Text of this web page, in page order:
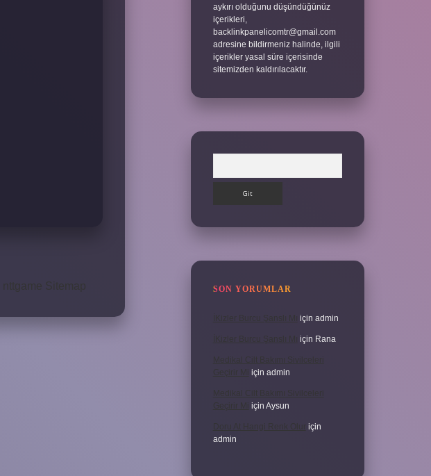
nttgame Sitemap
aykırı olduğunu düşündüğünüz
içerikleri,
backlinkpanelicomtr@gmail.com
adresine bildirmeniz halinde, ilgili
içerikler yasal süre içerisinde
sitemizden kaldırılacaktır.
SON YORUMLAR
İKizler Burcu Şanslı Mı için admin
İKizler Burcu Şanslı Mı için Rana
Medikal Cilt Bakımı Sivilceleri
Geçirir Mi için admin
Medikal Cilt Bakımı Sivilceleri
Geçirir Mi için Aysun
Doru At Hangi Renk Olur için
admin